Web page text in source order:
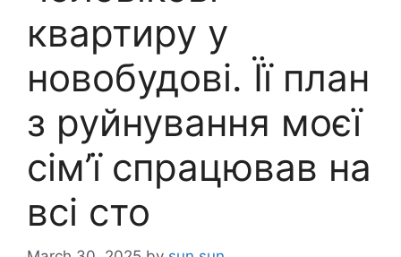
квартиру у
новобудові. Її план
з руйнування моєї
сім’ї спрацював на
всі сто